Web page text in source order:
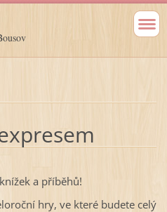
a příběhů!
hry, ve které budete celý